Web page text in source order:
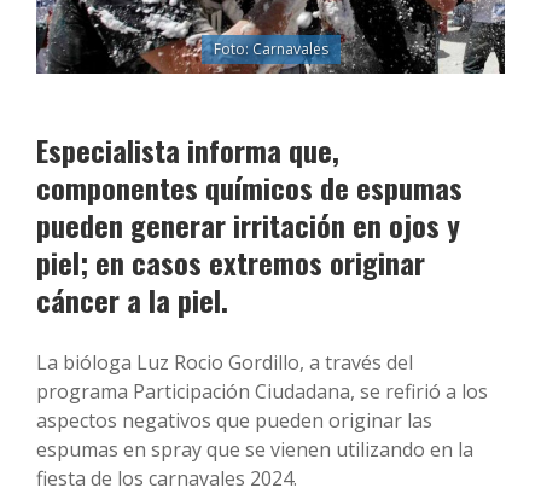
Foto: Carnavales
Especialista informa que,
componentes químicos de espumas
pueden generar irritación en ojos y
piel; en casos extremos originar
cáncer a la piel.
La bióloga Luz Rocio Gordillo, a través del
programa Participación Ciudadana, se refirió a los
aspectos negativos que pueden originar las
espumas en spray que se vienen utilizando en la
fiesta de los carnavales 2024.